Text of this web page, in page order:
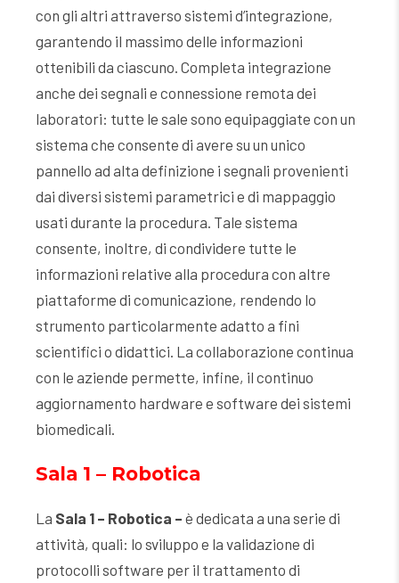
con gli altri attraverso sistemi d’integrazione,
garantendo il massimo delle informazioni
ottenibili da ciascuno. Completa integrazione
anche dei segnali e connessione remota dei
laboratori: tutte le sale sono equipaggiate con un
sistema che consente di avere su un unico
pannello ad alta definizione i segnali provenienti
dai diversi sistemi parametrici e di mappaggio
usati durante la procedura. Tale sistema
consente, inoltre, di condividere tutte le
informazioni relative alla procedura con altre
piattaforme di comunicazione, rendendo lo
strumento particolarmente adatto a fini
scientifici o didattici. La collaborazione continua
con le aziende permette, infine, il continuo
aggiornamento hardware e software dei sistemi
biomedicali.
Sala 1 – Robotica
La Sala 1 – Robotica – è dedicata a una serie di
attività, quali: lo sviluppo e la validazione di
protocolli software per il trattamento di